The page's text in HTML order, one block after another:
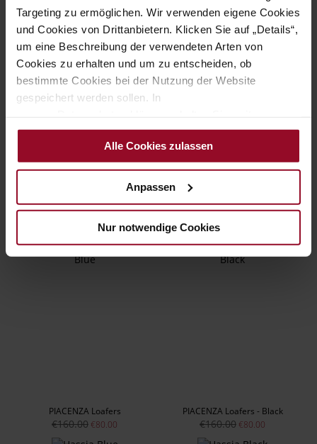
Targeting zu ermöglichen. Wir verwenden eigene Cookies
und Cookies von Drittanbietern. Klicken Sie auf „Details“,
um eine Beschreibung der verwendeten Arten von
Cookies zu erhalten und um zu entscheiden, ob
bestimmte Cookies bei der Nutzung der Website
gespeichert werden sollen. In
Informationen.
Alle Cookies zulassen
Anpassen
Nur notwendige Cookies
+2 more variant(s)
+3 more variant(s)
PISA Loafers
€180.00€90.00
+3 more variant(s)
CAPOLI Loafers - Platinum / White
€175.00€87.50
PIACENZA Loafers
€160.00 €80.00
PIACENZA Loafers - Black
€160.00 €80.00